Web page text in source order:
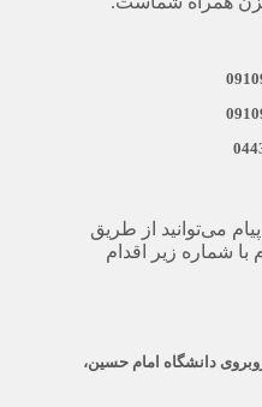
می‌توانید از طریق
با شماره زیر اقدام
دانشگاه امام حسین،